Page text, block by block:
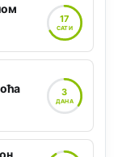
17
САТИ
3
ДАНА